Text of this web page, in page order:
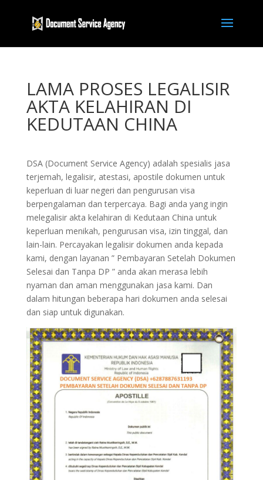
LAMA PROSES LEGALISIR
AKTA KELAHIRAN DI
KEDUTAAN CHINA
DSA (Document Service Agency) adalah spesialis jasa
terjemah, legalisir, atestasi, apostile dokumen untuk
keperluan di luar negeri dan pengurusan visa
berpengalaman dan terpercaya. Bagi anda yang ingin
melegalisir akta kelahiran di Kedutaan China untuk
keperluan menikah, pengurusan visa, izin tinggal, dan
lain-lain. Percayakan legalisir dokumen anda kepada
kami, dengan layanan ” Pembayaran Setelah Dokumen
Selesai dan Tanpa DP ” anda akan merasa lebih
nyaman dan aman menggunakan jasa kami. Dan
dalam hitungan beberapa hari dokumen anda selesai
dan siap untuk digunakan.